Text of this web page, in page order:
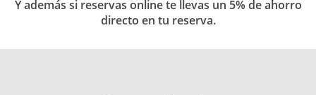
Y además si reservas online te llevas un 5% de ahorro
directo en tu reserva.